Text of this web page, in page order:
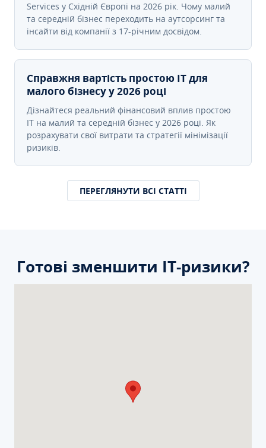
Services у Східній Європі на 2026 рік. Чому малий
та середній бізнес переходить на аутсорсинг та
інсайти від компанії з 17-річним досвідом.
Справжня вартість простою IT для
малого бізнесу у 2026 році
Дізнайтеся реальний фінансовий вплив простою
IT на малий та середній бізнес у 2026 році. Як
розрахувати свої витрати та стратегії мінімізації
ризиків.
ПЕРЕГЛЯНУТИ ВСІ СТАТТІ
Готові зменшити ІТ-ризики?